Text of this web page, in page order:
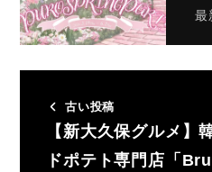
最
古い投稿
【新大久保グルメ】
ドポテト専門店「